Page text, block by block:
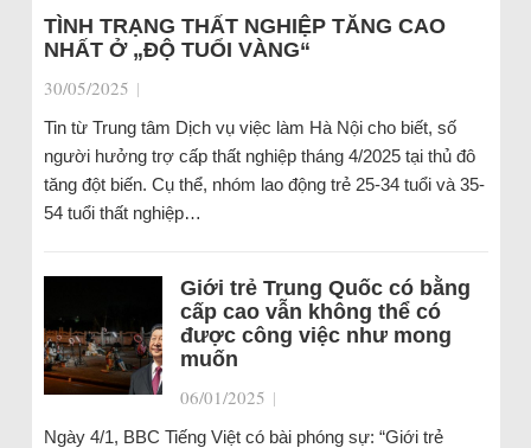
TÌNH TRẠNG THẤT NGHIỆP TĂNG CAO
NHẤT Ở „ĐỘ TUỔI VÀNG“
30/05/2025 |
Tin từ Trung tâm Dịch vụ việc làm Hà Nội cho biết, số
người hưởng trợ cấp thất nghiệp tháng 4/2025 tại thủ đô
tăng đột biến. Cụ thể, nhóm lao động trẻ 25-34 tuổi và 35-
54 tuổi thất nghiệp…
Giới trẻ Trung Quốc có bằng
cấp cao vẫn không thể có
được công việc như mong
muốn
06/01/2025 |
Ngày 4/1, BBC Tiếng Việt có bài phóng sự: “Giới trẻ